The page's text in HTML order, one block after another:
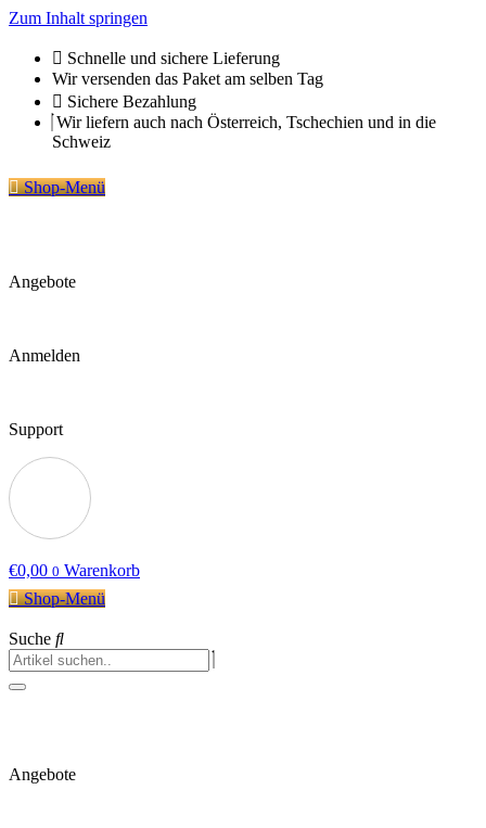
Zum Inhalt springen
Schnelle und sichere Lieferung
Wir versenden das Paket am selben Tag
Sichere Bezahlung
Wir liefern auch nach Österreich, Tschechien und in die
Schweiz
Shop-Menü
Angebote
Anmelden
Support
€0,00 0 Warenkorb
Shop-Menü
Suche
Angebote